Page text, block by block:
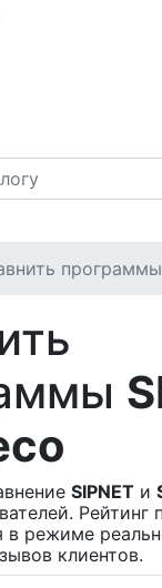
программы
SIPNET и
Рейтинг
в режиме
клиентов.